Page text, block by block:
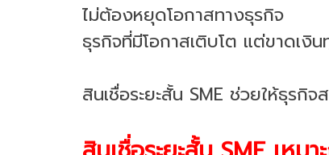
ไม่ต้องหยุดโอกาสทางธุรกิจ
ธุรกิจที่มีโอกาสเติบโต แต่ขาดเงิ
สินเชื่อระยะสั้น SME ช่วยให้ธุรกิจ